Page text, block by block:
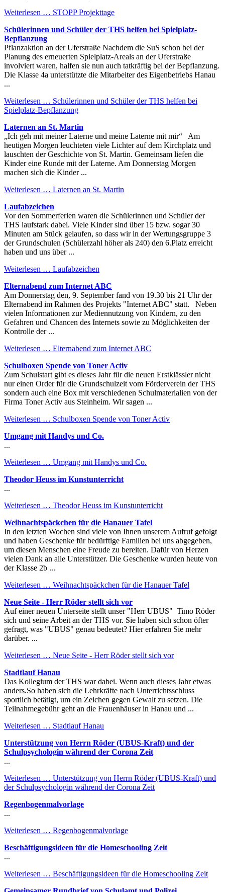
Weiterlesen … STOPP Projekttage
Schülerinnen und Schüler der THS helfen bei Spielplatz-
Bepflanzung
Pflanzaktion an der Uferstraße Nachdem die SuS schon bei der
Planung des erneuerten Spielplatz-Areals an der Uferstraße
involviert waren, halfen sie nun auch tatkräftig bei der Bepflanzung.
Die Klasse 4a unterstützte die Mitarbeiter des Eigenbetriebs Hanau
...
Weiterlesen … Schülerinnen und Schüler der THS helfen bei
Spielplatz-Bepflanzung
Laternen an St. Martin
„Ich geh mit meiner Laterne und meine Laterne mit mir“ Am
heutigen Morgen leuchteten viele Lichter auf dem Kirchplatz und
lauschten der Geschichte von St. Martin. Gemeinsam liefen die
Kinder eine Runde mit der Laterne. Am Donnerstag Morgen
machen sich die Kinder ...
Weiterlesen … Laternen an St. Martin
Laufabzeichen
Vor den Sommerferien waren die Schülerinnen und Schüler der
THS laufstark dabei. Viele Kinder sind über 15 bzw. sogar 30
Minuten am Stück gelaufen, so dass wir in der Wertungsgruppe 3
der Grundschulen (Schülerzahl höher als 240) den 6.Platz erreicht
haben und uns über ...
Weiterlesen … Laufabzeichen
Elternabend zum Internet ABC
Am Donnerstag den, 9. September fand von 19.30 bis 21 Uhr der
Elternabend im Rahmen des Projekts "Internet ABC" statt. Neben
vielen Informationen zur Mediennutzung von Kindern, zu den
Gefahren und Chancen des Internets sowie zu Möglichkeiten der
Kontrolle der ...
Weiterlesen … Elternabend zum Internet ABC
Schulboxen Spende von Toner Activ
Zum Schulstart gibt es dieses Jahr für die neuen Erstklässler nicht
nur einen Order für die Grundschulzeit vom Förderverein der THS
sondern auch eine Box mit verschiedenen Schulmaterialien von der
Firma Toner Activ aus Steinheim. Wir sagen ...
Weiterlesen … Schulboxen Spende von Toner Activ
Umgang mit Handys und Co.
...
Weiterlesen … Umgang mit Handys und Co.
Theodor Heuss im Kunstunterricht
...
Weiterlesen … Theodor Heuss im Kunstunterricht
Weihnachtspäckchen für die Hanauer Tafel
In den letzten Wochen sind viele von Ihnen unserem Aufruf gefolgt
und haben Geschenke für bedürftige Familien bei uns abgegeben,
um diesen Menschen eine Freude zu bereiten. Dafür von Herzen
vielen Dank an alle Unterstützer. Die Geschenke wurden heute von
der Klasse 2b ...
Weiterlesen … Weihnachtspäckchen für die Hanauer Tafel
Neue Seite - Herr Röder stellt sich vor
Auf einer neuen Unterseite stellt unser "Herr UBUS" Timo Röder
sich und seine Arbeit an der THS vor. Sie haben sich schon öfter
gefragt, was "UBUS" genau bedeutet? Hier erfahren Sie mehr
darüber. ...
Weiterlesen … Neue Seite - Herr Röder stellt sich vor
Stadtlauf Hanau
Das Kollegium der THS war dabei. Wenn auch dieses Jahr etwas
anders.So haben sich die Lehrkräfte nach Unterrichtsschluss
sportlich betätigt, um ein Zeichen gegen Gewalt zu setzen. Die
Teilnahmegebühr geht an die Frauenhäuser in Hanau und ...
Weiterlesen … Stadtlauf Hanau
Unterstützung von Herrn Röder (UBUS-Kraft) und der
Schulpsychologin während der Corona Zeit
...
Weiterlesen … Unterstützung von Herrn Röder (UBUS-Kraft) und
der Schulpsychologin während der Corona Zeit
Regenbogenmalvorlage
...
Weiterlesen … Regenbogenmalvorlage
Beschäftigungsideen für die Homeschooling Zeit
...
Weiterlesen … Beschäftigungsideen für die Homeschooling Zeit